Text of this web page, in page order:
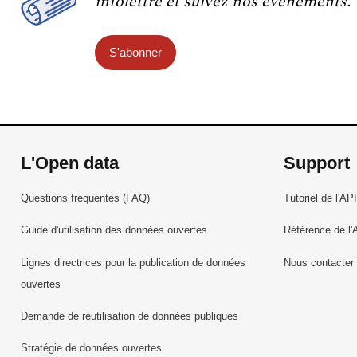
S'abonner
L'Open data
Questions fréquentes (FAQ)
Guide d'utilisation des données ouvertes
Lignes directrices pour la publication de données
ouvertes
Demande de réutilisation de données publiques
Stratégie de données ouvertes
Support
Tutoriel de l'API
Référence de
Nous contacter